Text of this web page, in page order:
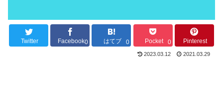
Twitter Facebook0 はてブ 0 Pocket 0 Pinterest
2023.03.12 2021.03.29